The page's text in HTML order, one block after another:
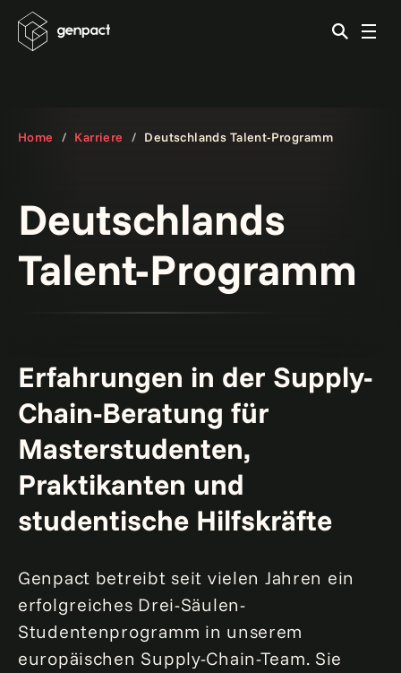
Home Karriere Deutschlands Talent-Programm
Deutschlands
Talent-Programm
Erfahrungen in der Supply-
Chain-Beratung für
Masterstudenten,
Praktikanten und
studentische Hilfskräfte
Genpact betreibt seit vielen Jahren ein
erfolgreiches Drei-Säulen-
Studentenprogramm in unserem
europäischen Supply-Chain-Team. Sie